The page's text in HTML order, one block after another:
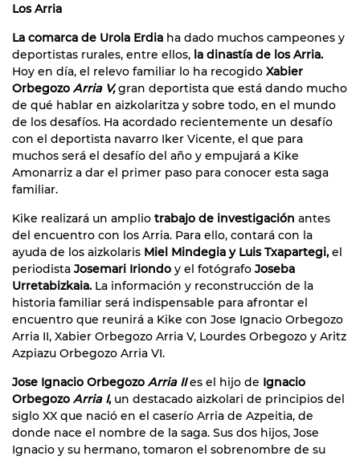
Los Arria
La comarca de Urola Erdia ha dado muchos campeones y
deportistas rurales, entre ellos, la dinastía de los Arria.
Hoy en día, el relevo familiar lo ha recogido Xabier
Orbegozo Arria V,gran deportista que está dando mucho
de qué hablar en aizkolaritza y sobre todo, en el mundo
de los desafíos. Ha acordado recientemente un desafío
con el deportista navarro Iker Vicente, el que para
muchos será el desafío del año y empujará a Kike
Amonarriz a dar el primer paso para conocer esta saga
familiar.
Kike realizará un amplio trabajo de investigación antes
del encuentro con los Arria. Para ello, contará con la
ayuda de los aizkolaris Miel Mindegia y Luis Txapartegi, el
periodista Josemari Iriondo y el fotógrafo Joseba
Urretabizkaia. La información y reconstrucción de la
historia familiar será indispensable para afrontar el
encuentro que reunirá a Kike con Jose Ignacio Orbegozo
Arria II, Xabier Orbegozo Arria V, Lourdes Orbegozo y Aritz
Azpiazu Orbegozo Arria VI.
Jose Ignacio Orbegozo Arria IIes el hijo de Ignacio
Orbegozo Arria I, un destacado aizkolari de principios del
siglo XX que nació en el caserío Arria de Azpeitia, de
donde nace el nombre de la saga. Sus dos hijos, Jose
Ignacio y su hermano, tomaron el sobrenombre de su